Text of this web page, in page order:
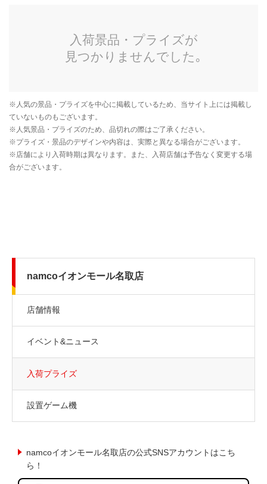
namcoイオンモール名取店
店舗情報
イベント&ニュース
入荷プライズ
設置ゲーム機
namcoイオンモール名取店の公式SNSアカウントはこち
ら！